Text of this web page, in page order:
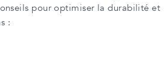
pour optimiser la durabilité et
: